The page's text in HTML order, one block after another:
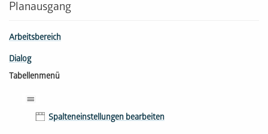
Planausgang
Arbeitsbereich
Dialog
Tabellenmenü
Spalteneinstellungen bearbeiten